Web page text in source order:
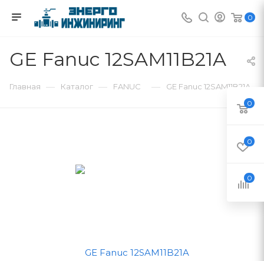
0
GE Fanuc 12SAM11B21A
Главная — Каталог — FANUC — GE Fanuc 12SAM11B21A
0
0
0